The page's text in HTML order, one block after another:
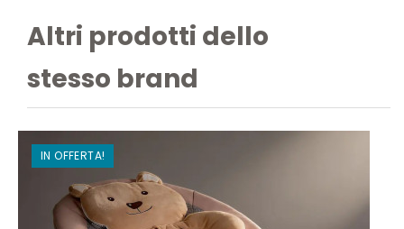
Altri prodotti dello
stesso brand
IN OFFERTA!